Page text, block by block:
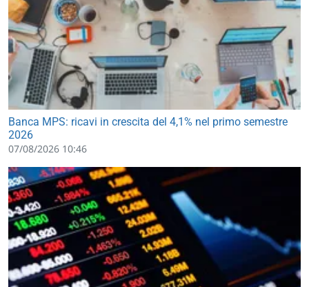
Banca MPS: ricavi in crescita del 4,1% nel primo semestre
2026
07/08/2026 10:46